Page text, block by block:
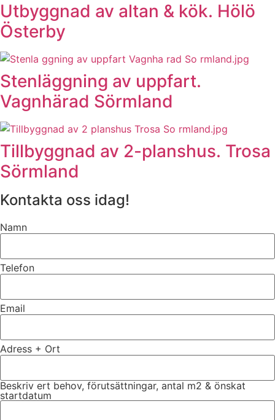
Utbyggnad av altan & kök. Hölö
Österby
Stenläggning av uppfart.
Vagnhärad Sörmland
Tillbyggnad av 2-planshus. Trosa
Sörmland
Kontakta oss idag!
Namn
Telefon
Email
Adress + Ort
Beskriv ert behov, förutsättningar, antal m2 & önskat
startdatum